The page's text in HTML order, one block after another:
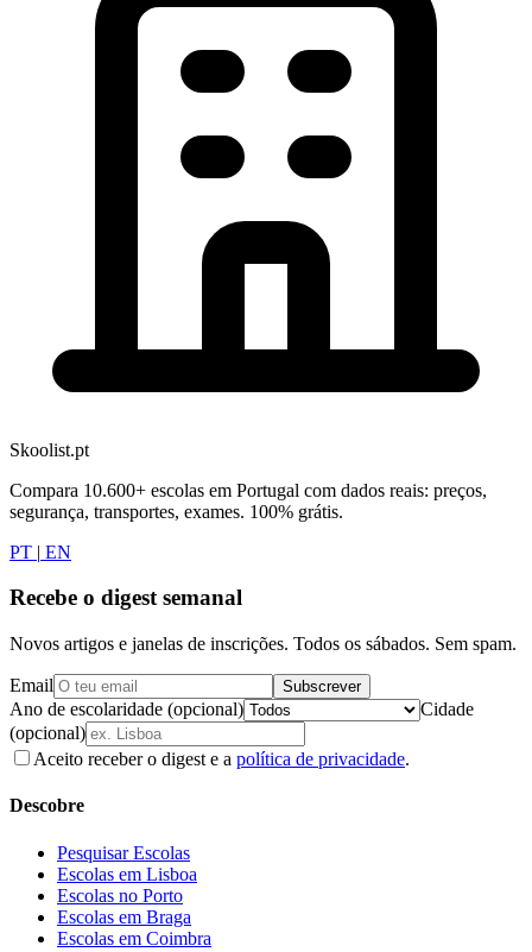
Skoolist.pt
Compara 10.600+ escolas em Portugal com dados reais: preços,
segurança, transportes, exames. 100% grátis.
PT | EN
Recebe o digest semanal
Novos artigos e janelas de inscrições. Todos os sábados. Sem spam.
Email Subscrever
Ano de escolaridade (opcional)
Cidade
(opcional)
Aceito receber o digest e a política de privacidade.
Descobre
Pesquisar Escolas
Escolas em Lisboa
Escolas no Porto
Escolas em Braga
Escolas em Coimbra